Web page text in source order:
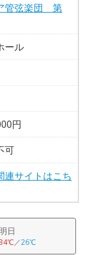
管弦楽団 第
ール
円
可
連サイトはこち
明日
／26℃